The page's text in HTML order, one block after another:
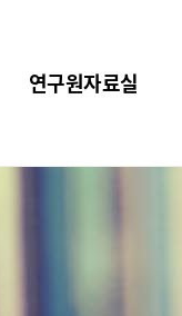
연구원자료실